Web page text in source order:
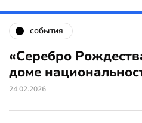
события
«Серебро
доме
24.02.2026